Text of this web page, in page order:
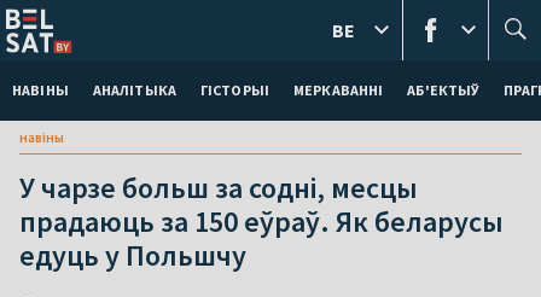
НАВІНЫ АНАЛІТЫКА ГІСТОРЫІ МЕРКАВАННI АБ'ЕКТЫЎ
BE
навіны
У чарзе больш за содні, месцы
прадаюць за 150 еўраў. Як беларусы
едуць у Польшчу